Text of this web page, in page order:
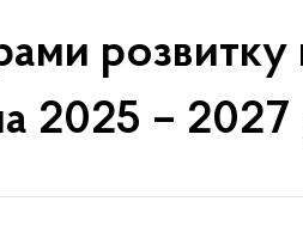
розвитку
2025 –